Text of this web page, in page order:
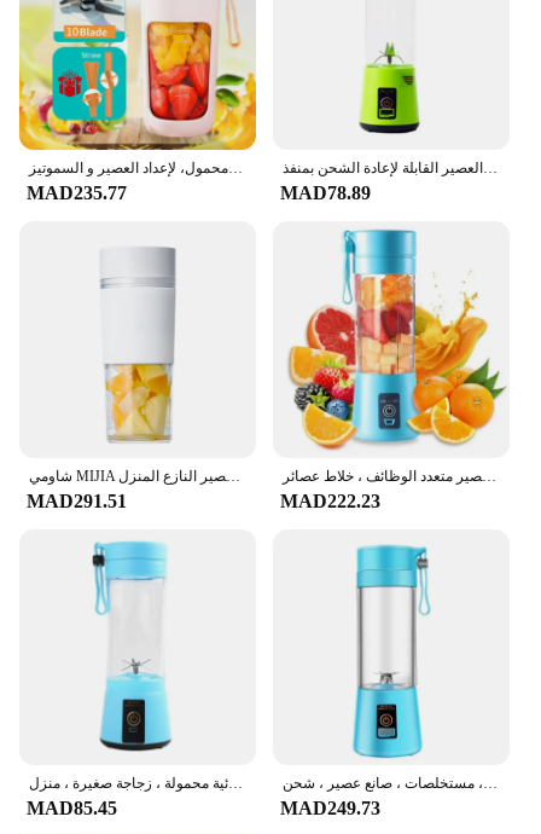
MAD235.77
عصارة فواكه كهربائية محمولة ، آلة صنع العصير القابلة لإعادة الشحن بمنفذ USB المنزلي ، آلة الخلاطات ، زجاجة العصير ، كوب العصير الرياضي ،
MAD78.89
MAD291.51
عصارة كهربائية صغيرة محمولة ، خلاطات فواكه ، مستخلصات فواكه ، صانع عصير متعدد الوظائف ، خلاط عصائر
MAD222.23
خلاطات عصير فواكه كهربائية محمولة ، زجاجة صغيرة ، منزل ، USB ، 6 شفرات ، عصارة ، كوب ، آلة للمطبخ ، شخصية ، صيفية ، جديدة
MAD85.45
آلة عصارة كهربائية متعددة الوظائف ، خلاط صغير محمول ، خلاطات فواكه ، مستخلصات ، صانع عصير ، شحن USB ، عصائر
MAD249.73